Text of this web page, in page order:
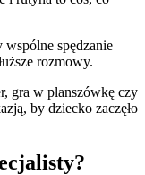
wspólne spędzanie
rozmowy.
gra w planszówkę czy
by dziecko zaczęło